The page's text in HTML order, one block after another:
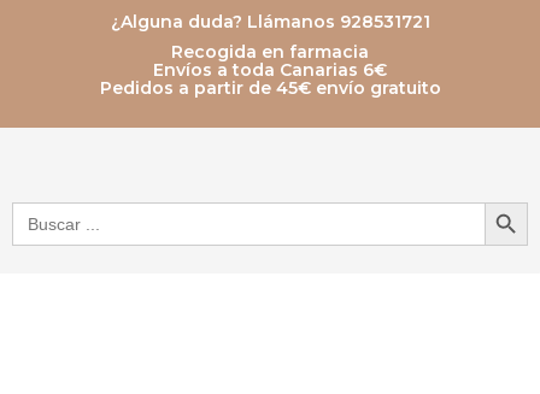
¿Alguna duda? Llámanos 928531721
Recogida en farmacia
Envíos a toda Canarias 6€
Pedidos a partir de 45€ envío gratuito
Buscar: Botón de